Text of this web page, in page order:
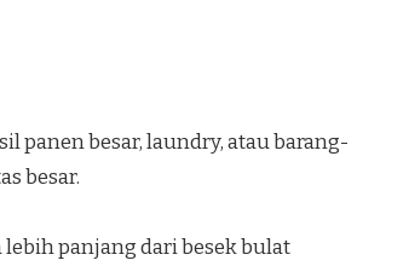
panen besar, laundry, atau barang-
besar.
lebih panjang dari besek bulat